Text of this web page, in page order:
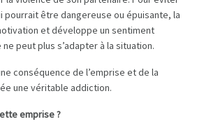
pourrait être dangereuse ou épuisante, la
et développe un sentiment
peut plus s’adapter à la situation.
conséquence de l’emprise et de la
une véritable addiction.
emprise ?